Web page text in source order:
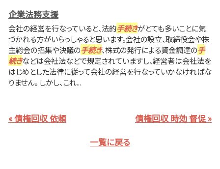
企業法務支援
会社の経営を行なっていると、法的手続きがとても多いことに気
づかれる方がいらっしゃると思います。会社の設立、取締役会や株
主総会の招集や決議の手続き、株式の発行による資金調達の手
続きなどは会社法などで規定されていますし、経営者は会社法を
はじめとした法律に従って会社の経営を行なっていかなければな
りません。 しかし、これ...
« 債権回収 依頼
債権回収 時効 督促 »
一覧に戻る